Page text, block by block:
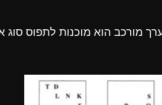
מורכב הוא מוכנות לתפוס סוג